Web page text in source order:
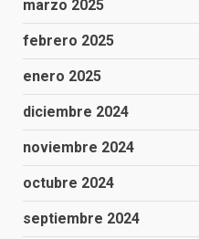
marzo 2025
febrero 2025
enero 2025
diciembre 2024
noviembre 2024
octubre 2024
septiembre 2024